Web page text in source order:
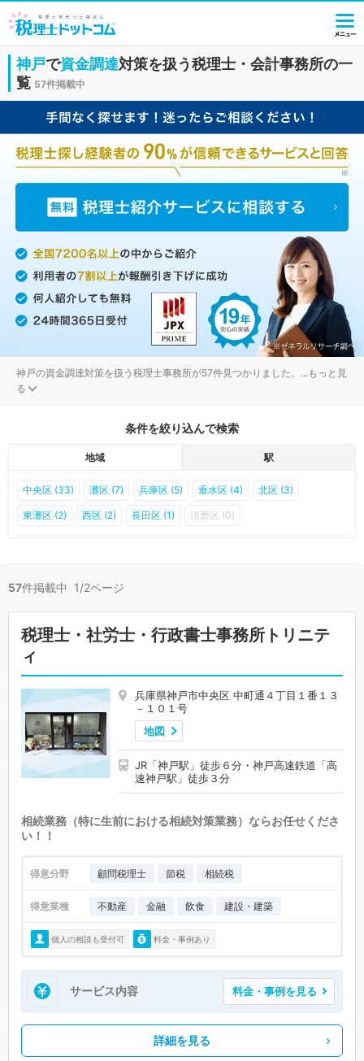
神戸で資金調達対策を扱う税理士・会計事務所の一
覧 57件掲載中
神戸の資金調達対策を扱う税理士事務所が57件見つかりました。 ...もっと見
る
条件を絞り込んで検索
地域 駅
中央区 (33) 灘区 (7) 兵庫区 (5) 垂水区 (4) 北区 (3)
東灘区 (2) 西区 (2) 長田区 (1) 須磨区 (0)
57件掲載中 1/2ページ
税理士・社労士・行政書士事務所トリニテ
ィ
兵庫県神戸市中央区 中町通４丁目１番１３
－１０１号
地図
JR「神戸駅」徒歩６分・神戸高速鉄道「高
速神戸駅」徒歩３分
相続業務（特に生前における相続対策業務）ならお任せくださ
い！！
得意分野 顧問税理士 節税 相続税
得意業種 不動産 金融 飲食 建設・建築
個人の相談も受付可 料金・事例あり
サービス内容 料金・事例を見る
詳細を見る